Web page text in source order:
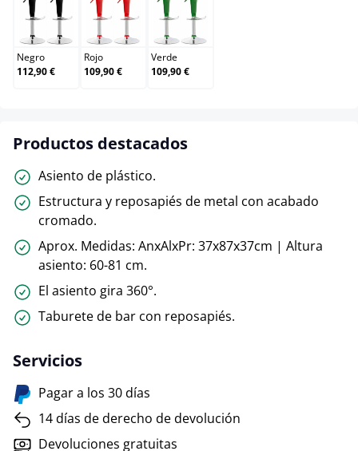
Negro
Negro
112,90 €
Rojo
Rojo
109,90 €
Verde
Verde
109,90 €
Productos destacados
Asiento de plástico.
Estructura y reposapiés de metal con acabado
cromado.
Aprox. Medidas: AnxAlxPr: 37x87x37cm | Altura
asiento: 60-81 cm.
El asiento gira 360°.
Taburete de bar con reposapiés.
Servicios
Pagar a los 30 días
14 días de derecho de devolución
Devoluciones gratuitas